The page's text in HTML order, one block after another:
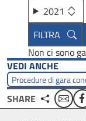
2021
Non ci sono
VEDI ANCHE
Procedure di gara
SHARE Email
Footer